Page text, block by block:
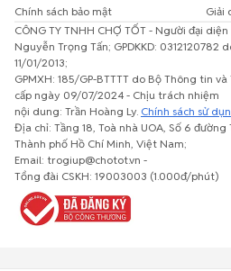
Chính sách bảo mật
Giải
CÔNG TY TNHH CHỢ TỐT - Người đại
Nguyễn Trọng Tấn; GPDKKD: 0312120782
11/01/2013;
GPMXH: 185/GP-BTTTT do Bộ Thông tin
cấp ngày 09/07/2024 - Chịu trách nhiệm
nội dung: Trần Hoàng Ly. Chính sách sử
Địa chỉ: Tầng 18, Toà nhà UOA, Số 6 đường
Thành phố Hồ Chí Minh, Việt Nam;
Email: trogiup@chotot.vn -
Tổng đài CSKH: 19003003 (1.000đ/phút)